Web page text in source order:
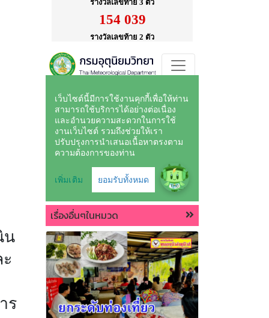
น
ร
เรื่องอื่นๆในหมวด